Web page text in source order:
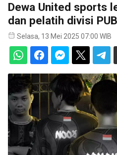
Dewa United sports
dan pelatih divisi
Selasa, 13 Mei 2025 07:00 WIB